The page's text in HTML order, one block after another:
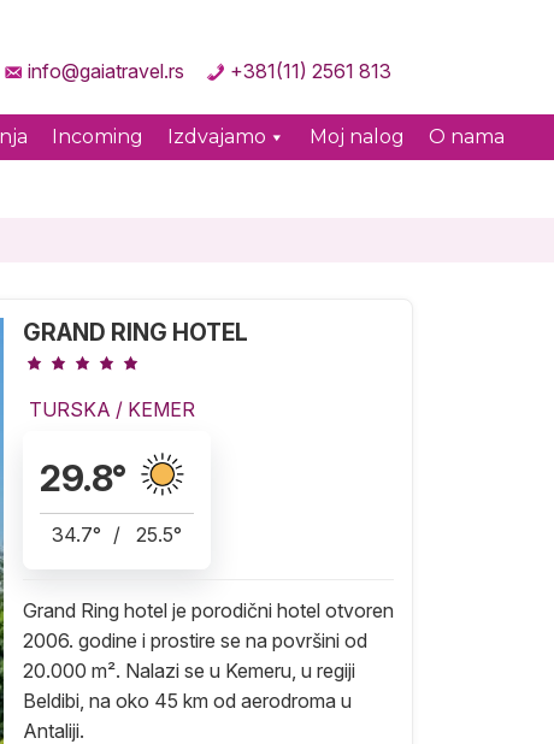
info@gaiatravel.rs +381(11) 2561 813
Incoming Izdvajamo Moj nalog O nama
GRAND RING HOTEL
TURSKA / KEMER
29.8°
34.7° / 25.5°
Grand Ring hotel je porodični hotel otvoren
2006. godine i prostire se na površini od
20.000 m². Nalazi se u Kemeru, u regiji
Beldibi, na oko 45 km od aerodroma u
Antaliji.